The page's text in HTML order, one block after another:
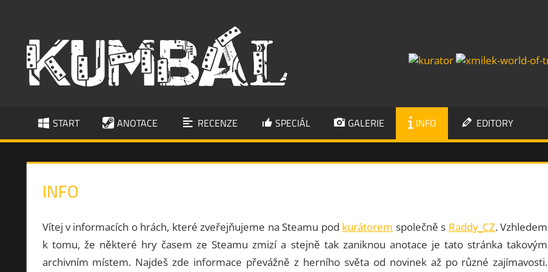
content
i
o
hrách
START ANOTACE RECENZE SPECIÁL GALERIE INFO EDITORY
INFO
Vítej v informacích o hrách, které zveřejňujeme na Steamu pod kurátorem společně s Raddy_CZ. Vzhledem
k tomu, že některé hry časem ze Steamu zmizí a stejně tak zaniknou anotace je tato stránka takovým
archivním místem. Najdeš zde informace převážně z herního světa od novinek až po různé zajímavosti.